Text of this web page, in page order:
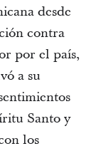
desde
contra
por el país,
a su
Santo y
los